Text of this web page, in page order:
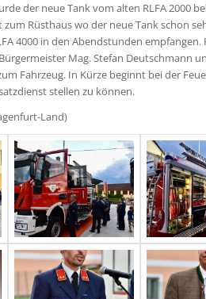
der neue Tank vom alten RLFA 2000
Rüsthaus wo der neue Tank schon
4000 in den Abendstunden
Mag. Stefan Deutschmann
Fahrzeug. In Kürze beginnt bei der
stellen zu können.
Land)